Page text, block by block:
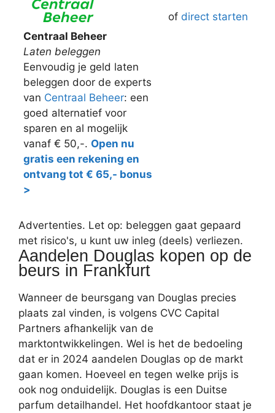
Centraal Beheer
Laten beleggen
Eenvoudig je geld laten
beleggen door de experts
van Centraal Beheer: een
goed alternatief voor
sparen en al mogelijk
vanaf € 50,-. Open nu
gratis een rekening en
ontvang tot € 65,- bonus
>
of direct starten
Advertenties. Let op: beleggen gaat gepaard
met risico's, u kunt uw inleg (deels) verliezen.
Aandelen Douglas kopen op de
beurs in Frankfurt
Wanneer de beursgang van Douglas precies
plaats zal vinden, is volgens CVC Capital
Partners afhankelijk van de
marktontwikkelingen. Wel is het de bedoeling
dat er in 2024 aandelen Douglas op de markt
gaan komen. Hoeveel en tegen welke prijs is
ook nog onduidelijk. Douglas is een Duitse
parfum detailhandel. Het hoofdkantoor staat je